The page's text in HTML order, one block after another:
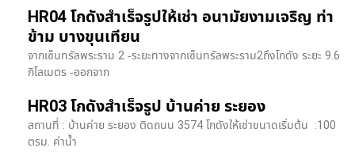
HR04 โกดังสำเร็จรูปให้เช่า อนามัยงามเจริญ ท่า
ข้าม บางขุนเทียน
จากเซ็นทรัลพระราม 2 -ระยะทางจากเซ็นทรัลพระราม2ถึงโกดัง ระยะ 9.6
กิโลเมตร -ออกจาก
HR03 โกดังสำเร็จรูป บ้านค่าย ระยอง
สถานที่ : บ้านค่าย ระยอง ติดถนน 3574 โกดังให้เช่าขนาดเริ่มต้น :100
ตรม. ค่าน้ำ